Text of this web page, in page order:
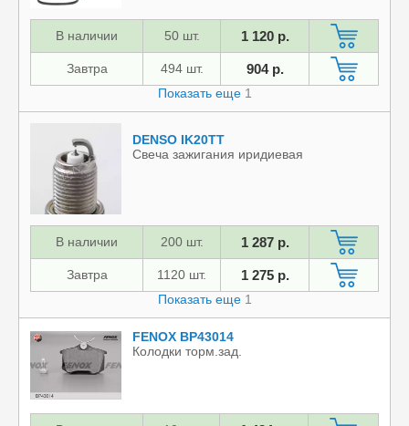
В наличии 50 шт. 1 120 р.
Завтра 494 шт. 904 р.
Показать еще 1
DENSO IK20TT
Свеча зажигания иридиевая
В наличии 200 шт. 1 287 р.
Завтра 1120 шт. 1 275 р.
Показать еще 1
FENOX BP43014
Колодки торм.зад.